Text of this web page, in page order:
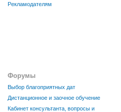
Рекламодателям
Форумы
Выбор благоприятных дат
Дистанционное и заочное обучение
Кабинет консультанта, вопросы и